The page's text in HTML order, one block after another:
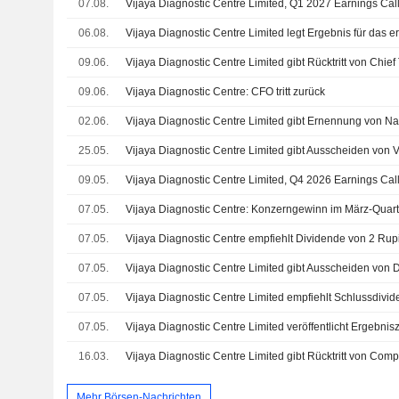
07.08. Vijaya Diagnostic Centre Limited, Q1 2027 Earnings
06.08.
09.06.
09.06. Vijaya Diagnostic Centre: CFO tritt zurück
02.06.
25.05.
09.05. Vijaya Diagnostic Centre Limited, Q4 2026 Earnings
07.05.
07.05. Vijaya Diagnostic Centre empfiehlt Dividende von 2
07.05.
07.05.
07.05.
16.03.